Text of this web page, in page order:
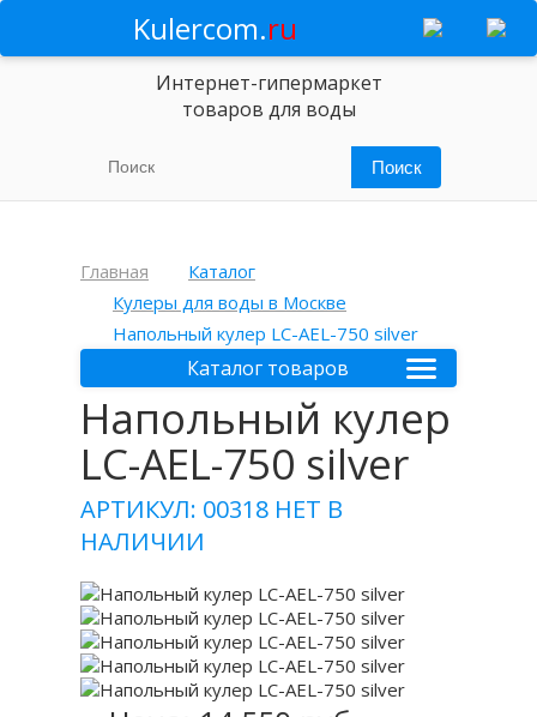
Kulercom.ru
Интернет-гипермаркет
товаров для воды
Главная
Каталог
Кулеры для воды в Москве
Напольный кулер LC-AEL-750 silver
Каталог товаров
Напольный кулер
LC-AEL-750 silver
АРТИКУЛ: 00318 НЕТ В
НАЛИЧИИ